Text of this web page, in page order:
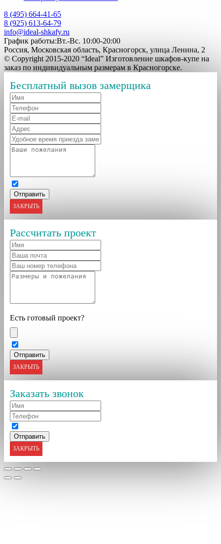
8 (495) 664-41-65
8 (925) 613-64-79
info@ideal-shkafy.ru
График работы:Вт.-Вс. 10:00-20:00
Россия, Московская область, Красногорск, улица Ленина, 2
© Copyright 2015-2020 “Ideal” Изготовление шкафов-купе на
заказ по индивидуальным размерам в Красногорске.
Бесплатный вызов замерщика
ЗАКРЫТЬ
Рассчитать проект
Есть готовый проект?
ЗАКРЫТЬ
Заказать звонок
ЗАКРЫТЬ